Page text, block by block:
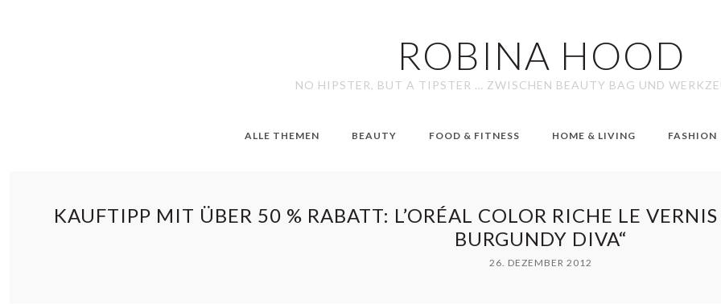
ROBINA HOOD
NO HIPSTER, BUT A TIPSTER … ZWISCHEN BEAUTY BAG UND
ALLE THEMEN BEAUTY FOOD & FITNESS HOME & LIVING FASHION
KAUFTIPP MIT ÜBER 50 % RABATT: L’ORÉAL COLOR RICHE LE
BURGUNDY DIVA“
26. DEZEMBER 2012